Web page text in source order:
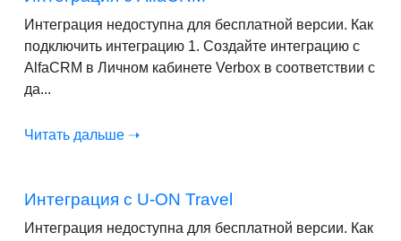
Интеграция недоступна для бесплатной версии. Как
подключить интеграцию 1. Создайте интеграцию с
AlfaCRM в Личном кабинете Verbox в соответствии с
да...
Читать дальше ➝
Интеграция с U-ON Travel
Интеграция недоступна для бесплатной версии. Как